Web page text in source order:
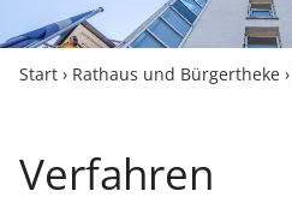
Start › Rathaus und Bürgertheke ›
Verfahren